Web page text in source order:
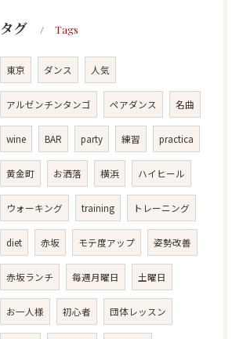
タグ Tags
東京 ダンス 人気
アルゼンチンタンゴ ペアダンス 名曲
wine BAR party 練習 practica
黄金町 お洒落 横浜 ハイヒール
ウォーキング training トレーニング
diet 赤坂 モテ度アップ 姿勢改善
赤坂ランチ 毎週月曜日 土曜日
お一人様 初心者 団体レッスン